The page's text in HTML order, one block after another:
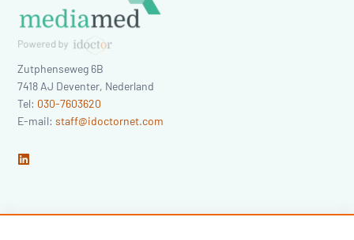
Zutphenseweg 6B
7418 AJ Deventer, Nederland
Tel: 030-7603620
E-mail:staff@idoctornet.com